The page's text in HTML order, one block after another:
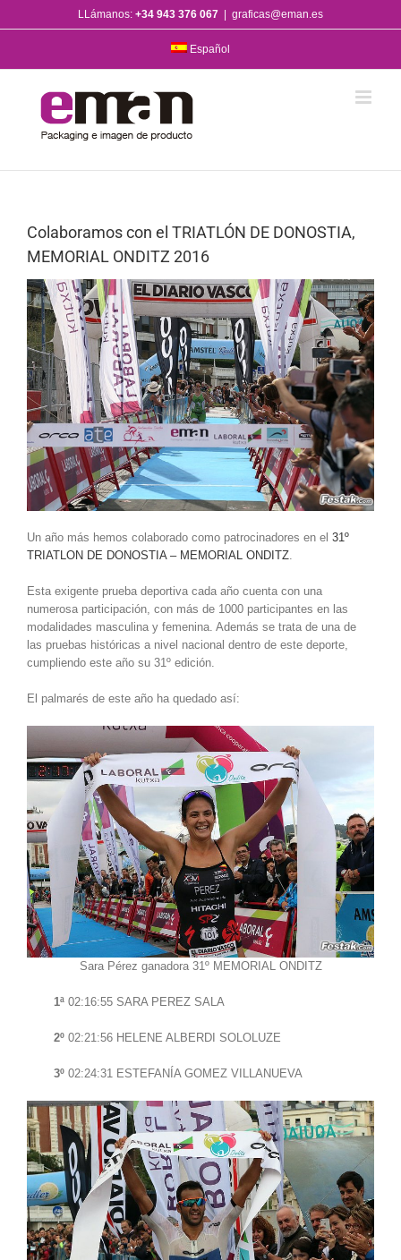
al
LLámanos: +34 943 376 067 graficas@eman.es
Español
Colaboramos con el TRIATLÓN DE DONOSTIA,
MEMORIAL ONDITZ 2016
Un año más hemos colaborado como patrocinadores en el 31º
TRIATLON DE DONOSTIA – MEMORIAL ONDITZ.
Esta exigente prueba deportiva cada año cuenta con una
numerosa participación, con más de 1000 participantes en las
modalidades masculina y femenina. Además se trata de una de
las pruebas históricas a nivel nacional dentro de este deporte,
cumpliendo este año su 31º edición.
El palmarés de este año ha quedado así:
Sara Pérez ganadora 31º MEMORIAL ONDITZ
1ª 02:16:55 SARA PEREZ SALA
2º 02:21:56 HELENE ALBERDI SOLOLUZE
3º 02:24:31 ESTEFANÍA GOMEZ VILLANUEVA